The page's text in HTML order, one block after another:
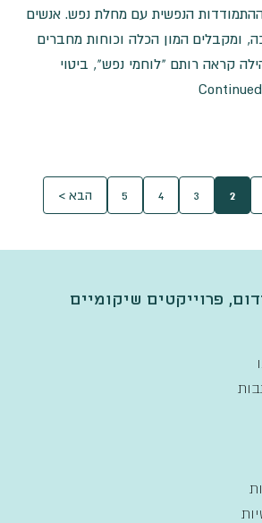
הנפשית עם מחלת נפש. אנשים
ומקבלים המון הכלה וכוחות מחברים
קראה רותם "לוחמי נפש", ביטוי
Continued
2
3
4
5 הבא >
פרוייקטים שיקומיים